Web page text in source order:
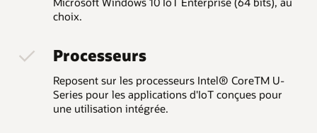
choix.
Processeurs
Reposent sur les processeurs Intel® CoreTM U-
Series pour les applications d'IoT conçues pour
une utilisation intégrée.